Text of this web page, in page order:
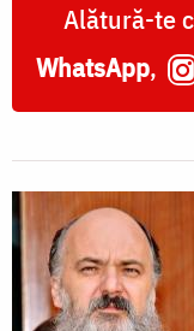
Alătură-te
WhatsApp,